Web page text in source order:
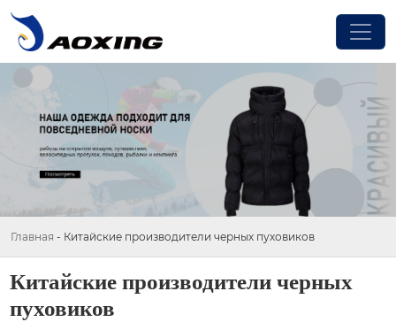
Главная - Китайские производители черных пуховиков
Китайские производители черных
пуховиков